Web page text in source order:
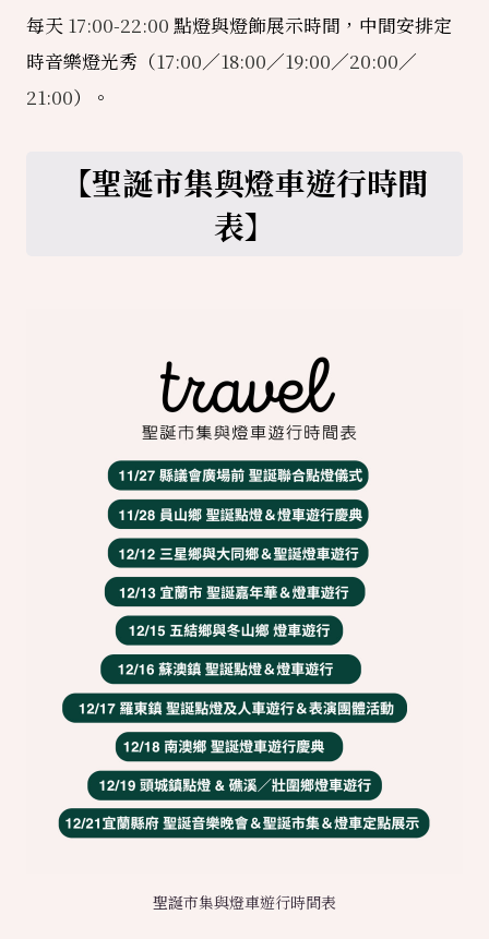
每天 17:00-22:00 點燈與燈飾展示時間，中間安排定
時音樂燈光秀（17:00／18:00／19:00／20:00／
21:00）。
【聖誕市集與燈車遊行時間
表】
聖誕市集與燈車遊行時間表